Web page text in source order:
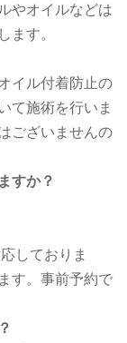
やオイルなどは
ます。
イル付着防止の
て施術を行いま
ございませんの
すか？
しておりま
す。事前予約で